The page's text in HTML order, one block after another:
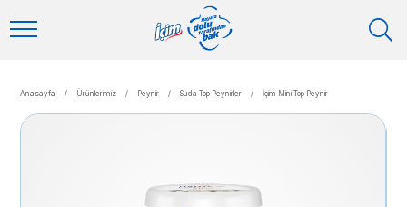
Anasayfa / Ürünlerimiz / Peynir / Suda Top Peynirler / İçim Mini Top Peynir